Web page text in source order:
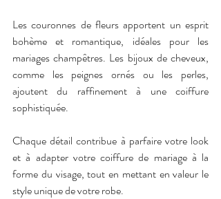
Les couronnes de fleurs apportent un esprit
bohème et romantique, idéales pour les
mariages champêtres. Les bijoux de cheveux,
comme les peignes ornés ou les perles,
ajoutent du raffinement à une coiffure
sophistiquée.
Chaque détail contribue à parfaire votre look
et à adapter votre coiffure de mariage à la
forme du visage, tout en mettant en valeur le
style unique de votre robe.